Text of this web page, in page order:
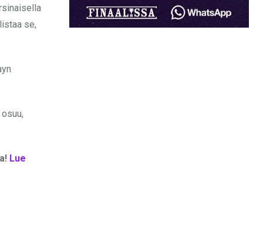
se,
Lue